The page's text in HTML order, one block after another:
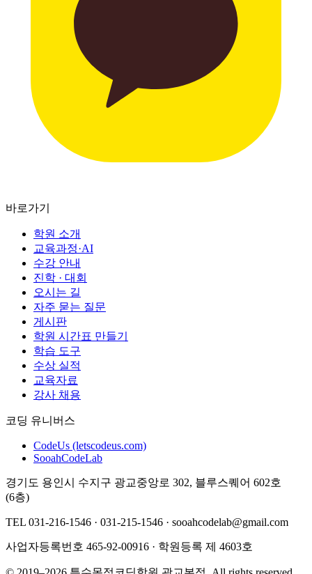
바로가기
학원 소개
교육과정·AI
수강 안내
진학 · 대회
오시는 길
자주 묻는 질문
게시판
학원 시간표 만들기
학습 도구
수상 실적
교육자료
강사 채용
코딩 유니버스
CodeUs (letscodeus.com)
SooahCodeLab
경기도 용인시 수지구 광교중앙로 302, 블루스퀘어 602호
(6층)
TEL 031-216-1546 · 031-215-1546 · sooahcodelab@gmail.com
사업자등록번호 465-92-00916 · 학원등록 제 4603호